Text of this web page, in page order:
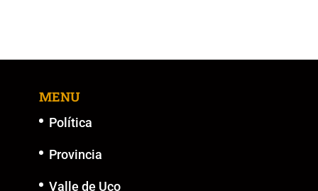
MENU
Política
Provincia
Valle de Uco